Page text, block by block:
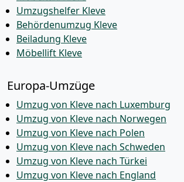
Umzugshelfer Kleve
Behördenumzug Kleve
Beiladung Kleve
Möbellift Kleve
Europa-Umzüge
Umzug von Kleve nach Luxemburg
Umzug von Kleve nach Norwegen
Umzug von Kleve nach Polen
Umzug von Kleve nach Schweden
Umzug von Kleve nach Türkei
Umzug von Kleve nach England